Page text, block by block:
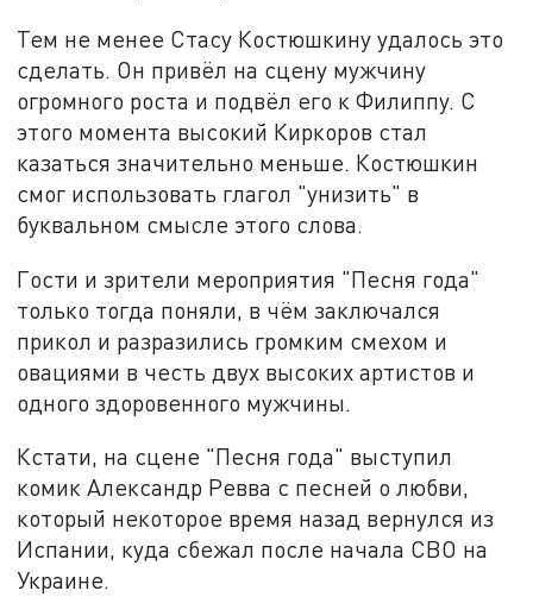
Тем не менее Стасу Костюшкину удалось это
сделать. Он привёл на сцену мужчину
огромного роста и подвёл его к Филиппу. С
этого момента высокий Киркоров стал
казаться значительно меньше. Костюшкин
смог использовать глагол "унизить" в
буквальном смысле этого слова.
Гости и зрители мероприятия "Песня года"
только тогда поняли, в чём заключался
прикол и разразились громким смехом и
овациями в честь двух высоких артистов и
одного здоровенного мужчины.
Кстати, на сцене "Песня года" выступил
комик Александр Ревва с песней о любви,
который некоторое время назад вернулся из
Испании, куда сбежал после начала СВО на
Украине.